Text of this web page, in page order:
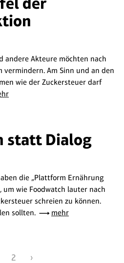
andere Akteure möchten nach
vermindern. Am Sinn und an den
wie der Zuckersteuer darf
statt Dialog
die „Plattform Ernährung
um wie Foodwatch lauter nach
schreien zu können.
sollten.
mehr
2 ›